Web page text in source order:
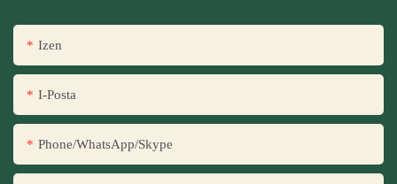
Izen
I-Posta
Phone/WhatsApp/Skype